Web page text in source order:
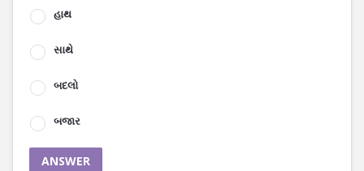
હાથ
સાથે
બદલો
બજાર
ANSWER